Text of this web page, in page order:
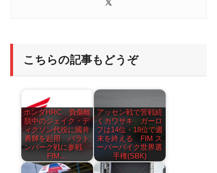
こちらの記事もどうぞ
ホンダHRC 負傷離
脱中のジェイク・デ
ィクソン代役に國井
勇輝を起用 バラト
ンパーク戦に参戦
FIM…
アッセン戦で苦戦続
くカワサキ ガーロ
フは14位・18位で週
末を終える FIM ス
ーパーバイク世界選
手権(SBK)